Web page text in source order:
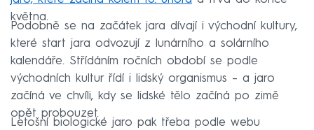
května.
Podobně se na začátek jara dívají i východní kultury,
které start jara odvozují z lunárního a solárního
kalendáře. Střídáním ročních období se podle
východních kultur řídí i lidský organismus – a jaro
začíná ve chvíli, kdy se lidské tělo začíná po zimě
opět probouzet.
Letošní biologické jaro pak třeba podle webu